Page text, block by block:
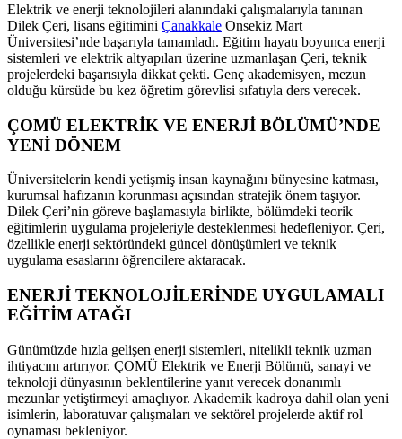
Elektrik ve enerji teknolojileri alanındaki çalışmalarıyla tanınan
Dilek Çeri, lisans eğitimini Çanakkale Onsekiz Mart
Üniversitesi’nde başarıyla tamamladı. Eğitim hayatı boyunca enerji
sistemleri ve elektrik altyapıları üzerine uzmanlaşan Çeri, teknik
projelerdeki başarısıyla dikkat çekti. Genç akademisyen, mezun
olduğu kürsüde bu kez öğretim görevlisi sıfatıyla ders verecek.
ÇOMÜ ELEKTRİK VE ENERJİ BÖLÜMÜ’NDE
YENİ DÖNEM
Üniversitelerin kendi yetişmiş insan kaynağını bünyesine katması,
kurumsal hafızanın korunması açısından stratejik önem taşıyor.
Dilek Çeri’nin göreve başlamasıyla birlikte, bölümdeki teorik
eğitimlerin uygulama projeleriyle desteklenmesi hedefleniyor. Çeri,
özellikle enerji sektöründeki güncel dönüşümleri ve teknik
uygulama esaslarını öğrencilere aktaracak.
ENERJİ TEKNOLOJİLERİNDE UYGULAMALI
EĞİTİM ATAĞI
Günümüzde hızla gelişen enerji sistemleri, nitelikli teknik uzman
ihtiyacını artırıyor. ÇOMÜ Elektrik ve Enerji Bölümü, sanayi ve
teknoloji dünyasının beklentilerine yanıt verecek donanımlı
mezunlar yetiştirmeyi amaçlıyor. Akademik kadroya dahil olan yeni
isimlerin, laboratuvar çalışmaları ve sektörel projelerde aktif rol
oynaması bekleniyor.